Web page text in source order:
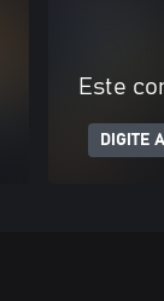
Este
DIGITE